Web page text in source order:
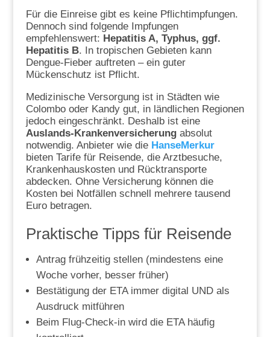
Für die Einreise gibt es keine Pflichtimpfungen.
Dennoch sind folgende Impfungen
empfehlenswert: Hepatitis A, Typhus, ggf.
Hepatitis B. In tropischen Gebieten kann
Dengue-Fieber auftreten – ein guter
Mückenschutz ist Pflicht.
Medizinische Versorgung ist in Städten wie
Colombo oder Kandy gut, in ländlichen Regionen
jedoch eingeschränkt. Deshalb ist eine
Auslands-Krankenversicherungabsolut
notwendig. Anbieter wie die HanseMerkur
bieten Tarife für Reisende, die Arztbesuche,
Krankenhauskosten und Rücktransporte
abdecken. Ohne Versicherung können die
Kosten bei Notfällen schnell mehrere tausend
Euro betragen.
Praktische Tipps für Reisende
Antrag frühzeitig stellen (mindestens eine
Woche vorher, besser früher)
Bestätigung der ETA immer digital UND als
Ausdruck mitführen
Beim Flug-Check-in wird die ETA häufig